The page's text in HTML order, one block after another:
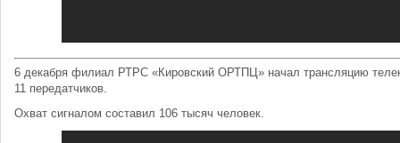
6 декабря филиал РТРС «Кировский ОРТПЦ» начал трансляцию
11 передатчиков.
Охват сигналом составил 106 тысяч человек.